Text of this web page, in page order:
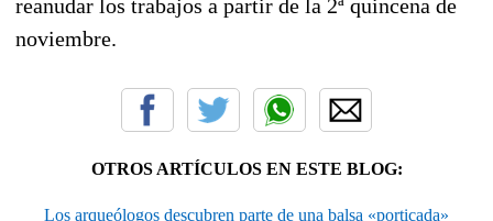
reanudar los trabajos a partir de la 2ª quincena de
noviembre.
OTROS ARTÍCULOS EN ESTE BLOG:
Los arqueólogos descubren parte de una balsa «porticada»